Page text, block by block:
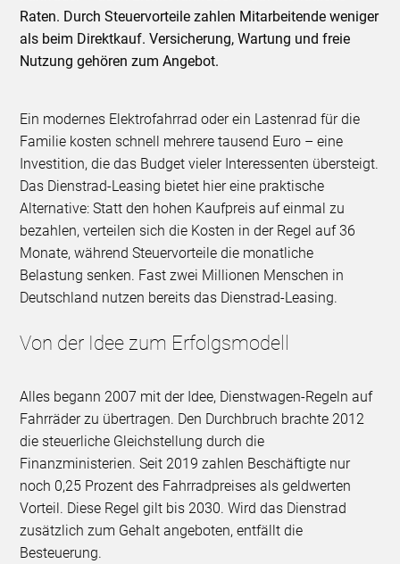
Raten. Durch Steuervorteile zahlen Mitarbeitende weniger
als beim Direktkauf. Versicherung, Wartung und freie
Nutzung gehören zum Angebot.
Ein modernes Elektrofahrrad oder ein Lastenrad für die
Familie kosten schnell mehrere tausend Euro – eine
Investition, die das Budget vieler Interessenten übersteigt.
Das Dienstrad-Leasing bietet hier eine praktische
Alternative: Statt den hohen Kaufpreis auf einmal zu
bezahlen, verteilen sich die Kosten in der Regel auf 36
Monate, während Steuervorteile die monatliche
Belastung senken. Fast zwei Millionen Menschen in
Deutschland nutzen bereits das Dienstrad-Leasing.
Von der Idee zum Erfolgsmodell
Alles begann 2007 mit der Idee, Dienstwagen-Regeln auf
Fahrräder zu übertragen. Den Durchbruch brachte 2012
die steuerliche Gleichstellung durch die
Finanzministerien. Seit 2019 zahlen Beschäftigte nur
noch 0,25 Prozent des Fahrradpreises als geldwerten
Vorteil. Diese Regel gilt bis 2030. Wird das Dienstrad
zusätzlich zum Gehalt angeboten, entfällt die
Besteuerung.